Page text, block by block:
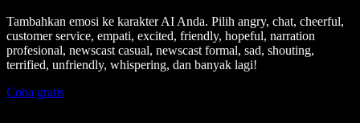
Tambahkan emosi ke karakter AI Anda. Pilih angry, chat, cheerful,
customer service, empati, excited, friendly, hopeful, narration
profesional, newscast casual, newscast formal, sad, shouting,
terrified, unfriendly, whispering, dan banyak lagi!
Coba gratis